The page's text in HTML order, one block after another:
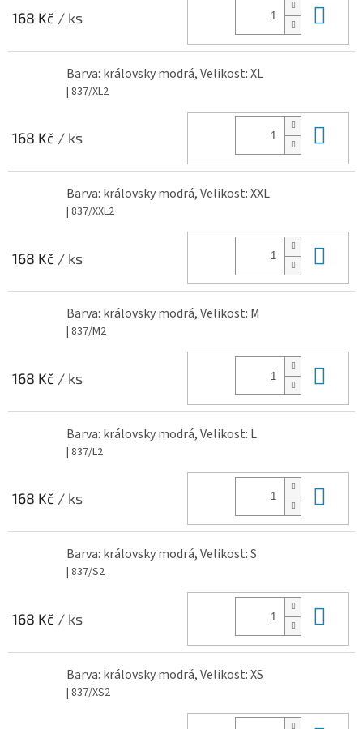
168 Kč / ks
Barva: královsky modrá, Velikost: XL
| 837/XL2
168 Kč / ks
Barva: královsky modrá, Velikost: XXL
| 837/XXL2
168 Kč / ks
Barva: královsky modrá, Velikost: M
| 837/M2
168 Kč / ks
Barva: královsky modrá, Velikost: L
| 837/L2
168 Kč / ks
Barva: královsky modrá, Velikost: S
| 837/S2
168 Kč / ks
Barva: královsky modrá, Velikost: XS
| 837/XS2